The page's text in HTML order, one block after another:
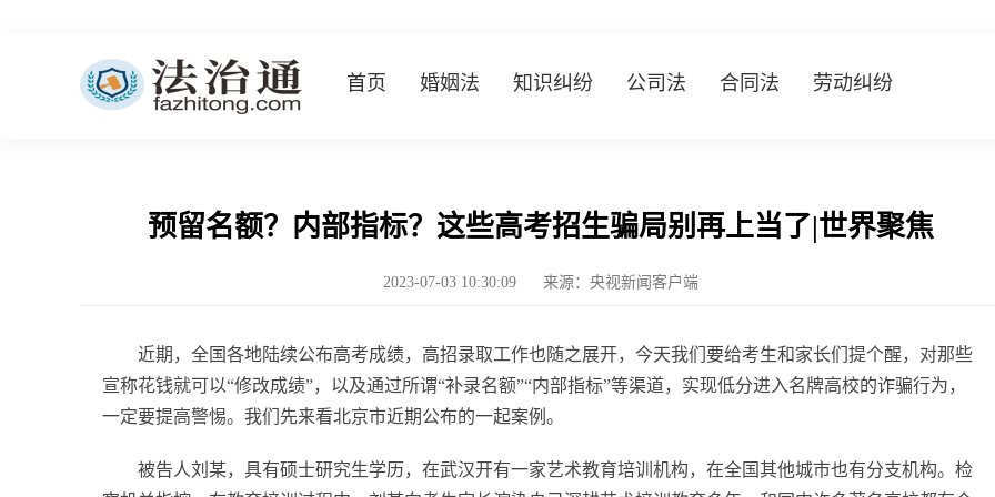
首页 婚姻法 知识纠纷 公司法 合同法 劳动纠纷
预留名额？内部指标？这些高考招生骗局别再上当了|世界聚焦
2023-07-03 10:30:09 来源：央视新闻客户端
近期，全国各地陆续公布高考成绩，高招录取工作也随之展开，今天我们要给考生和家长们提个醒，对那些
宣称花钱就可以“修改成绩”，以及通过所谓“补录名额”“内部指标”等渠道，实现低分进入名牌高校的诈骗行为，
一定要提高警惕。我们先来看北京市近期公布的一起案例。
被告人刘某，具有硕士研究生学历，在武汉开有一家艺术教育培训机构，在全国其他城市也有分支机构。检